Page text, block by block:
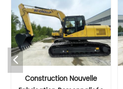
Construction Nouvelle